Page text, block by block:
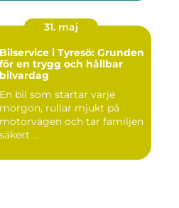
31. maj
Bilservice i Tyresö: Grunden
för en trygg och hållbar
bilvardag
En bil som startar varje
morgon, rullar mjukt på
motorvägen och tar familjen
säkert ...